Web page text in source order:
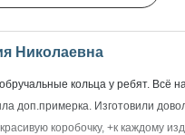
Николаевна
кольца у ребят. Всё
доп.примерка. Изготовили
коробочку, +к каждому